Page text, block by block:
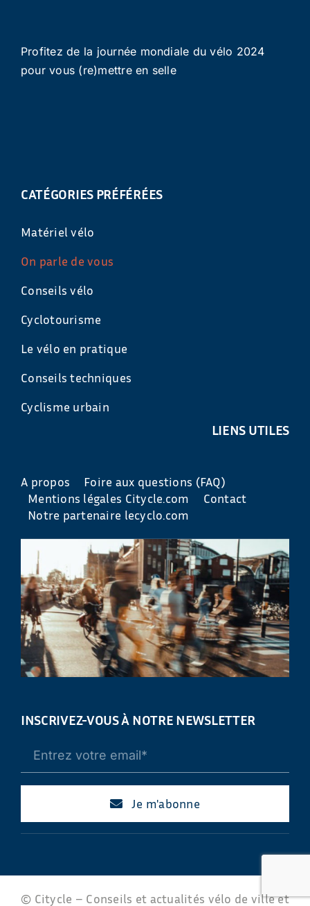
Profitez de la journée mondiale du vélo 2024
pour vous (re)mettre en selle
CATÉGORIES PRÉFÉRÉES
Matériel vélo
On parle de vous
Conseils vélo
Cyclotourisme
Le vélo en pratique
Conseils techniques
Cyclisme urbain
LIENS UTILES
A propos
Foire aux questions (FAQ)
Mentions légales Citycle.com
Contact
Notre partenaire lecyclo.com
INSCRIVEZ-VOUS À NOTRE NEWSLETTER
Je m'abonne
© Citycle – Conseils et actualités vélo de ville et